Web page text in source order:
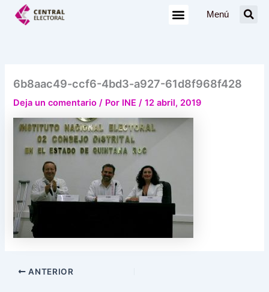
Menú
6b8aac49-ccf6-4bd3-a927-61d8f968f428
Deja un comentario / Por INE/12 abril, 2019
ANTERIOR